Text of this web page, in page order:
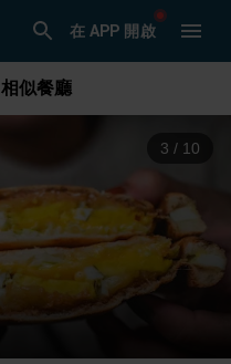
在 APP 開啟
相似餐廳
3 / 10